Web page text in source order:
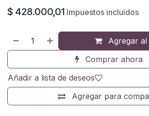
$ 428.000,01 Impuestos incluidos
Agregar
Comprar ahora
Agregar para
Añadir a lista de deseos